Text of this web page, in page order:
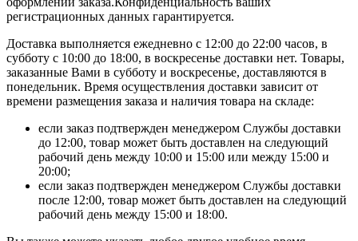
регистрационных данных гарантируется.
Доставка выполняется ежедневно с 12:00 до 22:00 часов, в
субботу с 10:00 до 18:00, в воскресенье доставки нет. Товары,
заказанные Вами в субботу и воскресенье, доставляются в
понедельник. Время осуществления доставки зависит от
времени размещения заказа и наличия товара на складе:
если заказ подтвержден менеджером Службы доставки
до 12:00, товар может быть доставлен на следующий
рабочий день между 10:00 и 15:00 или между 15:00 и
20:00;
если заказ подтвержден менеджером Службы доставки
после 12:00, товар может быть доставлен на следующий
рабочий день между 15:00 и 18:00.